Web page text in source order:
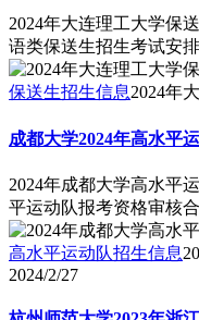
2024年大连理工大学保
语类保送生招生考试安
保送生招生信息2024年
成都大学2024年高水平
2024年成都大学高水平
平运动队报考资格审核
高水平运动队招生信息
2024/2/27